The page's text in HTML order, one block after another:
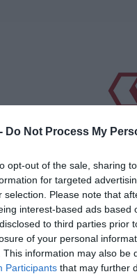
Do Not Process My
opt-out of the sale, sharing
for targeted
selection. Please note that
interest-based ads
to third parties prior
of your personal
This information may also be
Participants that may further